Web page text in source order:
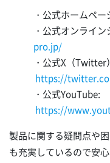
・公式ホームペー
・公式オンライ
pro.jp/
・公式X（Twitter
https://
・公式YouTube:
https://
製品に関する疑問点や
も充実しているので安心